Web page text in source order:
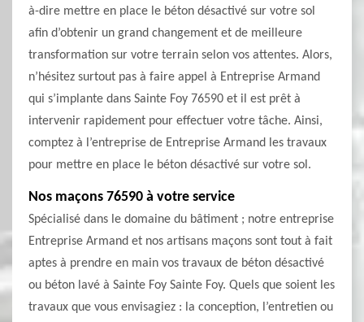
à-dire mettre en place le béton désactivé sur votre sol
afin d’obtenir un grand changement et de meilleure
transformation sur votre terrain selon vos attentes. Alors,
n’hésitez surtout pas à faire appel à Entreprise Armand
qui s’implante dans Sainte Foy 76590 et il est prêt à
intervenir rapidement pour effectuer votre tâche. Ainsi,
comptez à l’entreprise de Entreprise Armand les travaux
pour mettre en place le béton désactivé sur votre sol.
Nos maçons 76590 à votre service
Spécialisé dans le domaine du bâtiment ; notre entreprise
Entreprise Armand et nos artisans maçons sont tout à fait
aptes à prendre en main vos travaux de béton désactivé
ou béton lavé à Sainte Foy Sainte Foy. Quels que soient les
travaux que vous envisagiez : la conception, l’entretien ou